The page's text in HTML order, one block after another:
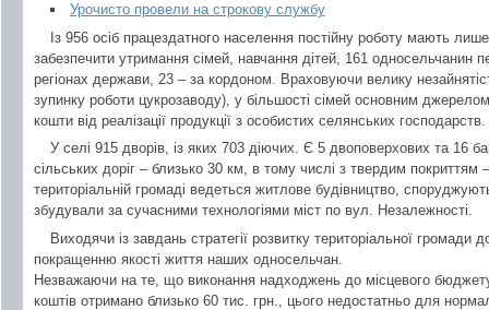
Урочисто провели на строкову службу
Із 956 осіб працездатного населення постійну роботу мають
забезпечити утримання сімей, навчання дітей, 161 односельчанин
регіонах держави, 23 – за кордоном. Враховуючи велику
зупинку роботи цукрозаводу), у більшості сімей основним
кошти від реалізації продукції з особистих селянських господарств.
У селі 915 дворів, із яких 703 діючих. Є 5 двоповерхових та 16
сільських доріг – близько 30 км, в тому числі з твердим
територіальній громаді ведеться житлове будівництво,
збудували за сучасними технологіями міст по вул. Незалежності.
Виходячи із завдань стратегії розвитку територіальної громади
покращенню якості життя наших односельчан.
Незважаючи на те, що виконання надходжень до місцевого
коштів отримано близько 60 тис. грн., цього недостатньо для